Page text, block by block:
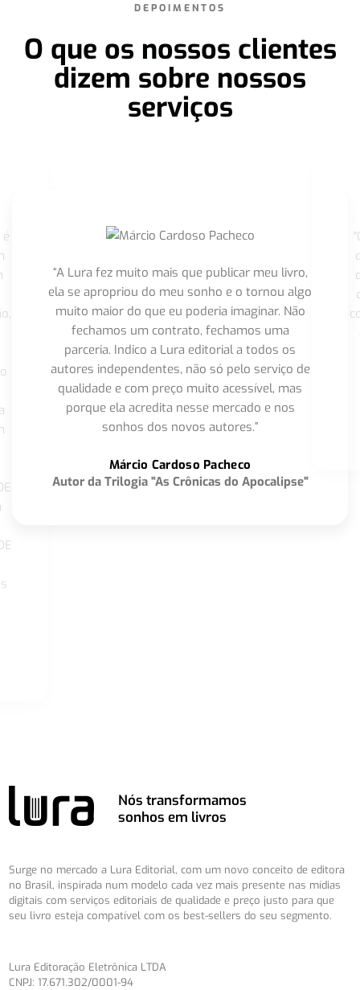
DEPOIMENTOS
O que os nossos clientes
dizem sobre nossos
serviços
“A Lura fez muito mais que publicar meu livro,
ela se apropriou do meu sonho e o tornou algo
muito maior do que eu poderia imaginar. Não
fechamos um contrato, fechamos uma
parceria. Indico a Lura editorial a todos os
autores independentes, não só pelo serviço de
qualidade e com preço muito acessível, mas
porque ela acredita nesse mercado e nos
sonhos dos novos autores.”
Márcio Cardoso Pacheco
Autor da Trilogia "As Crônicas do Apocalipse"
Nós transformamos
sonhos em livros
Surge no mercado a Lura Editorial, com um novo conceito de editora
no Brasil, inspirada num modelo cada vez mais presente nas mídias
digitais com serviços editoriais de qualidade e preço justo para que
seu livro esteja compatível com os best-sellers do seu segmento.
Lura Editoração Eletrônica LTDA
CNPJ: 17.671.302/0001-94